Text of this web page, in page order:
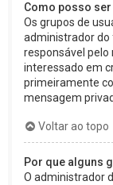
Como posso
Os grupos de
administrador do
responsável pelo
interessado em
primeiramente
mensagem
Voltar ao topo
Por que alguns
O administrador